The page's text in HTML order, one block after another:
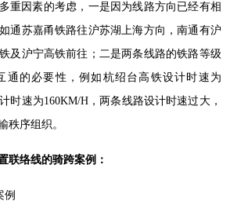
重因素的考虑，一是因为线路方向已经有相
通苏嘉甬铁路往沪苏湖上海方向，南通有沪
及沪宁高铁前往；二是两条线路的铁路等级
通的必要性，例如杭绍台高铁设计时速为
时速为160KM/H，两条线路设计时速过大，
秩序组织。
联络线的骑跨案例：
例